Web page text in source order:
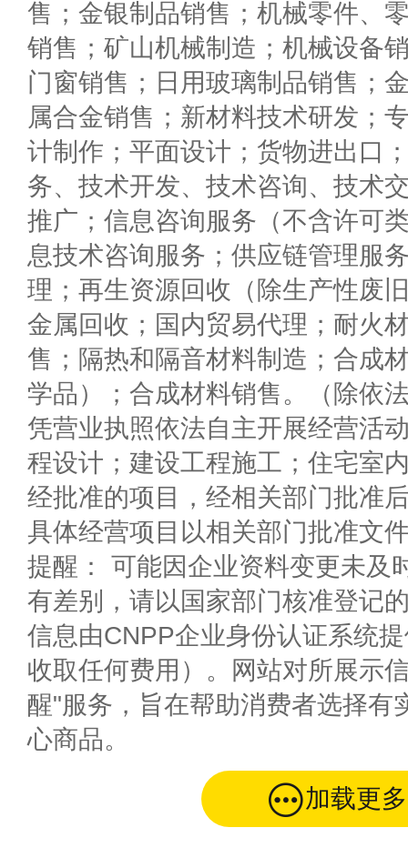
售；金银制品销售；机械零件、
销售；矿山机械制造；机械设备
门窗销售；日用玻璃制品销售；
属合金销售；新材料技术研发；
计制作；平面设计；货物进出口
务、技术开发、技术咨询、技术
推广；信息咨询服务（不含许可
息技术咨询服务；供应链管理服
理；再生资源回收（除生产性废
金属回收；国内贸易代理；耐火
售；隔热和隔音材料制造；合成
学品）；合成材料销售。（除依
凭营业执照依法自主开展经营活
程设计；建设工程施工；住宅室
经批准的项目，经相关部门批准
具体经营项目以相关部门批准文
提醒： 可能因企业资料变更未及
有差别，请以国家部门核准登记
信息由CNPP企业身份认证系统
收取任何费用）。网站对所展示
醒"服务，旨在帮助消费者选择有
心商品。
加载更多